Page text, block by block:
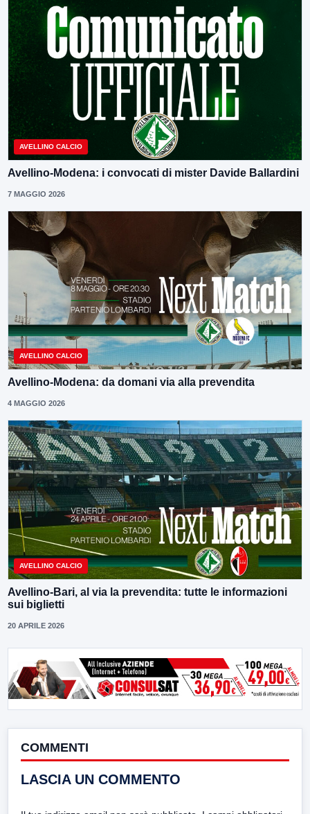
AVELLINO CALCIO
Avellino-Modena: i convocati di mister Davide Ballardini
7 MAGGIO 2026
AVELLINO CALCIO
Avellino-Modena: da domani via alla prevendita
4 MAGGIO 2026
AVELLINO CALCIO
Avellino-Bari, al via la prevendita: tutte le informazioni
sui biglietti
20 APRILE 2026
COMMENTI
LASCIA UN COMMENTO